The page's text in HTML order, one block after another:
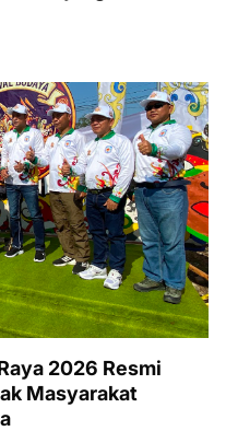
2026 Resmi
Masyarakat